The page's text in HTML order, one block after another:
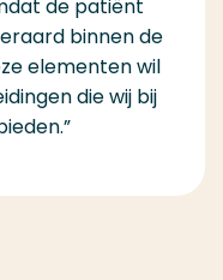
de patiënt
binnen de
elementen wil
die wij bij